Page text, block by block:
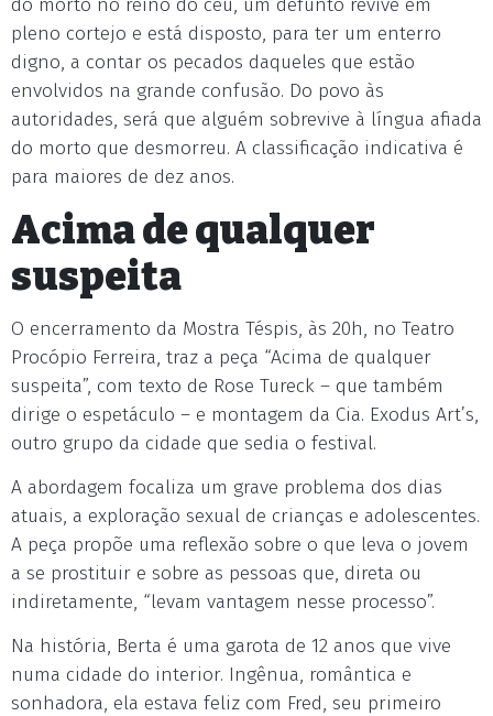
do morto no reino do céu, um defunto revive em
pleno cortejo e está disposto, para ter um enterro
digno, a contar os pecados daqueles que estão
envolvidos na grande confusão. Do povo às
autoridades, será que alguém sobrevive à língua afiada
do morto que desmorreu. A classificação indicativa é
para maiores de dez anos.
Acima de qualquer
suspeita
O encerramento da Mostra Téspis, às 20h, no Teatro
Procópio Ferreira, traz a peça “Acima de qualquer
suspeita”, com texto de Rose Tureck – que também
dirige o espetáculo – e montagem da Cia. Exodus Art’s,
outro grupo da cidade que sedia o festival.
A abordagem focaliza um grave problema dos dias
atuais, a exploração sexual de crianças e adolescentes.
A peça propõe uma reflexão sobre o que leva o jovem
a se prostituir e sobre as pessoas que, direta ou
indiretamente, “levam vantagem nesse processo”.
Na história, Berta é uma garota de 12 anos que vive
numa cidade do interior. Ingênua, romântica e
sonhadora, ela estava feliz com Fred, seu primeiro